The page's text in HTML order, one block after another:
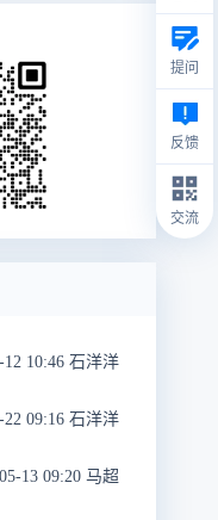
10:46 石洋洋
09:16 石洋洋
13 09:20 马超
提问
反馈
交流